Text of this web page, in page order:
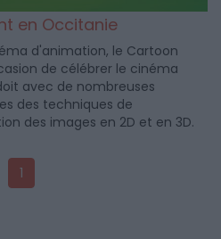
en Occitanie
d'animation, le Cartoon
de célébrer le cinéma
avec de nombreuses
des techniques de
des images en 2D et en 3D.
1